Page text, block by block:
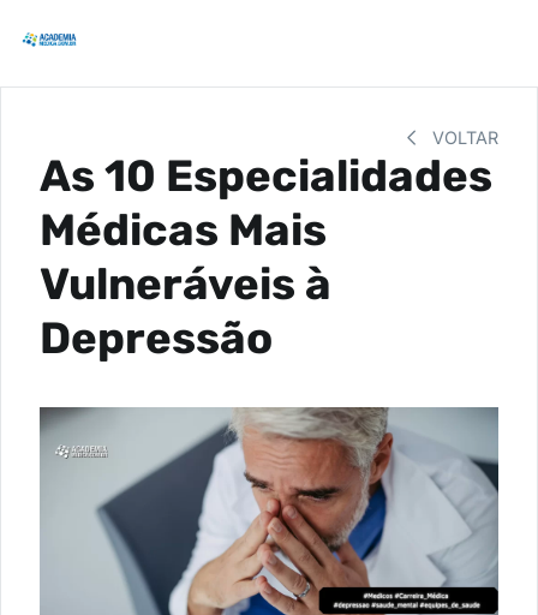
VOLTAR
As 10 Especialidades
Médicas Mais
Vulneráveis à
Depressão